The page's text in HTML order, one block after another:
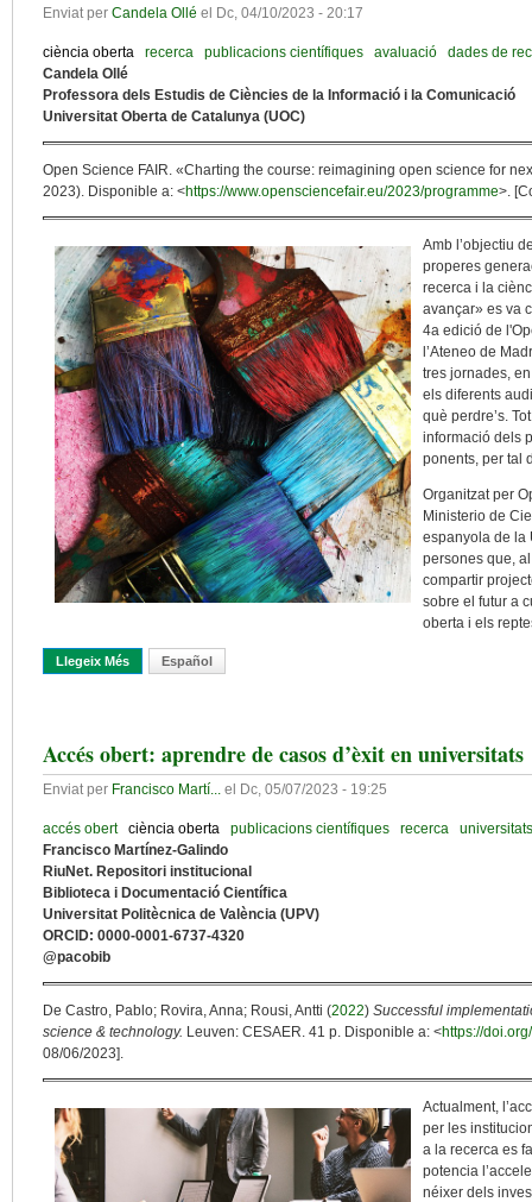
Enviat per Candela Ollé el Dc, 04/10/2023 - 20:17
ciència oberta recerca publicacions científiques avaluació
dades de
Candela Ollé
Professora dels Estudis de Ciències de la Informació i la Comunicació
Universitat Oberta de Catalunya (UOC)
Open Science FAIR. «Charting the course: reimagining open science for
2023). Disponible a: <https://www.opensciencefair.eu/2023/programme>.
Amb l’objectiu
properes
recerca i la
avançar» es va
4a edició de
l’Ateneo de
tres jornades,
els diferents
què perdre’s.
informació dels
ponents, per tal
Organitzat per
Ministerio de
espanyola de la
persones que,
compartir
sobre el futur a
oberta i els
Llegeix Més Sobre Pinzellades De L’Open Science Fair
Español
Accés obert: aprendre de casos d’èxit en universitats
Enviat per Francisco Martí... el Dc, 05/07/2023 - 19:25
accés obert ciència oberta publicacions científiques recerca
universitats
Francisco Martínez-Galindo
RiuNet. Repositori institucional
Biblioteca i Documentació Científica
Universitat Politècnica de València (UPV)
ORCID: 0000-0001-6737-4320
@pacobib
De Castro, Pablo; Rovira, Anna; Rousi, Antti (2022) Successful
science & technology. Leuven: CESAER. 41 p. Disponible a: <https://
08/06/2023].
Actualment,
per les
a la recerca es
potencia
néixer dels